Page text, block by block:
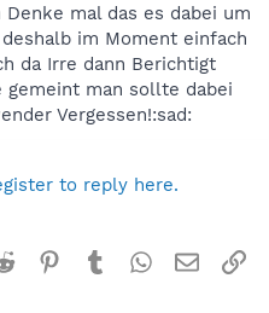
mal das es dabei um
im Moment einfach
da Irre dann Berichtigt
man sollte dabei
Vergessen!:sad:
to reply here.
Reddit Pinterest
TumblrWhatsApp
Email